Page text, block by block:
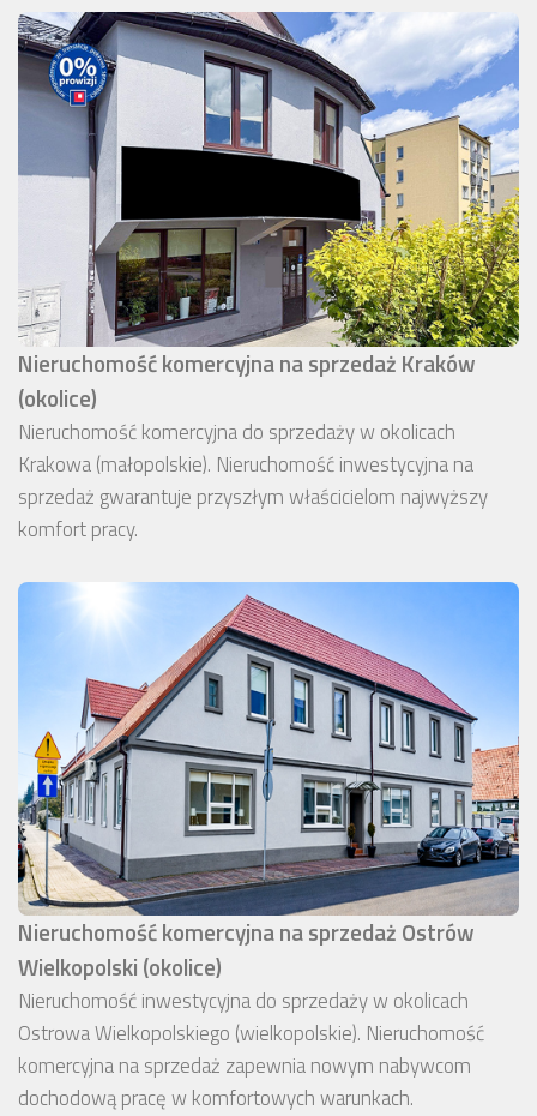
Nieruchomość komercyjna na sprzedaż Kraków
(okolice)
Nieruchomość komercyjna do sprzedaży w okolicach
Krakowa (małopolskie). Nieruchomość inwestycyjna na
sprzedaż gwarantuje przyszłym właścicielom najwyższy
komfort pracy.
Nieruchomość komercyjna na sprzedaż Ostrów
Wielkopolski (okolice)
Nieruchomość inwestycyjna do sprzedaży w okolicach
Ostrowa Wielkopolskiego (wielkopolskie). Nieruchomość
komercyjna na sprzedaż zapewnia nowym nabywcom
dochodową pracę w komfortowych warunkach.